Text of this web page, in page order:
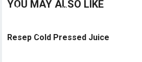
YOU MAY ALSO LIKE
Resep Cold Pressed Juice